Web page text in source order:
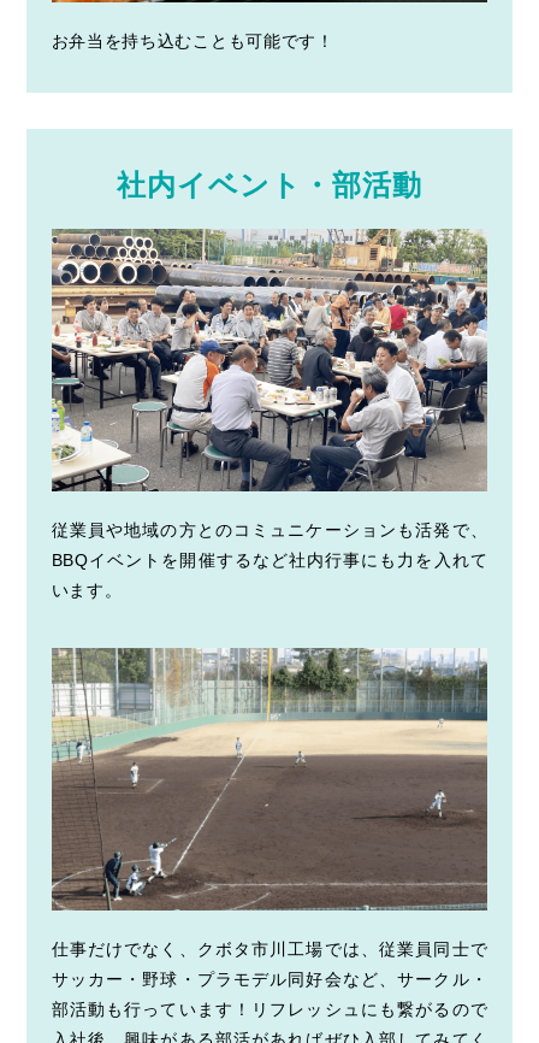
お弁当を持ち込むことも可能です！
社内イベント・部活動
従業員や地域の方とのコミュニケーションも活発で、
BBQイベントを開催するなど社内行事にも力を入れて
います。
仕事だけでなく、クボタ市川工場では、従業員同士で
サッカー・野球・プラモデル同好会など、サークル・
部活動も行っています！リフレッシュにも繋がるので
入社後、興味がある部活があればぜひ入部してみてく